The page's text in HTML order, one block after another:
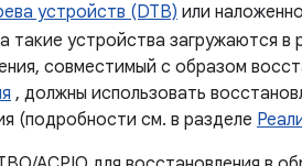
устройств (DTB) или
такие устройства загружаются
совместимый с образом
, должны использовать
(подробности см. в разделе